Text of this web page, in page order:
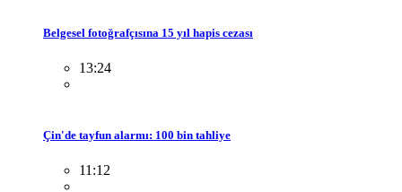
Belgesel fotoğrafçısına 15 yıl hapis cezası
13:24
Çin'de tayfun alarmı: 100 bin tahliye
11:12